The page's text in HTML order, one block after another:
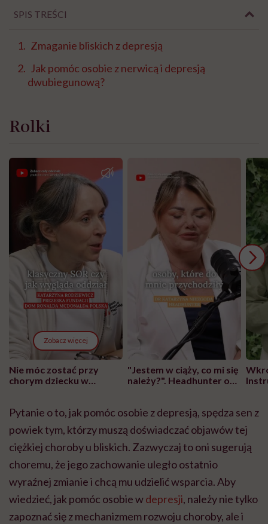
SPIS TREŚCI
Zmaganie bliskich z depresją
Jak pomóc osobie z nerwicą i depresją
dwubiegunową?
Rolki
Zobacz więcej
Nie móc zostać przy
chorym dziecku w
może chyba tylko
głupota i brak
wyobraźni"
"Jestem w ciąży, co mi się
należy?". Headhunter o
pracy
Pytanie o to, jak pomóc osobie z depresją, spędza sen z
powiek tym, którzy muszą doświadczać objawów tej
ciężkiej choroby u bliskich. Zazwyczaj to oni sugerują
choremu, że jego zachowanie uległo ostatnio
wyraźnej zmianie i chcą mu udzielić wsparcia. Aby
wiedzieć, jak pomóc osobie wdepresji, należy nie tylko
zapoznać się z mechanizmem rozwoju choroby, ale i